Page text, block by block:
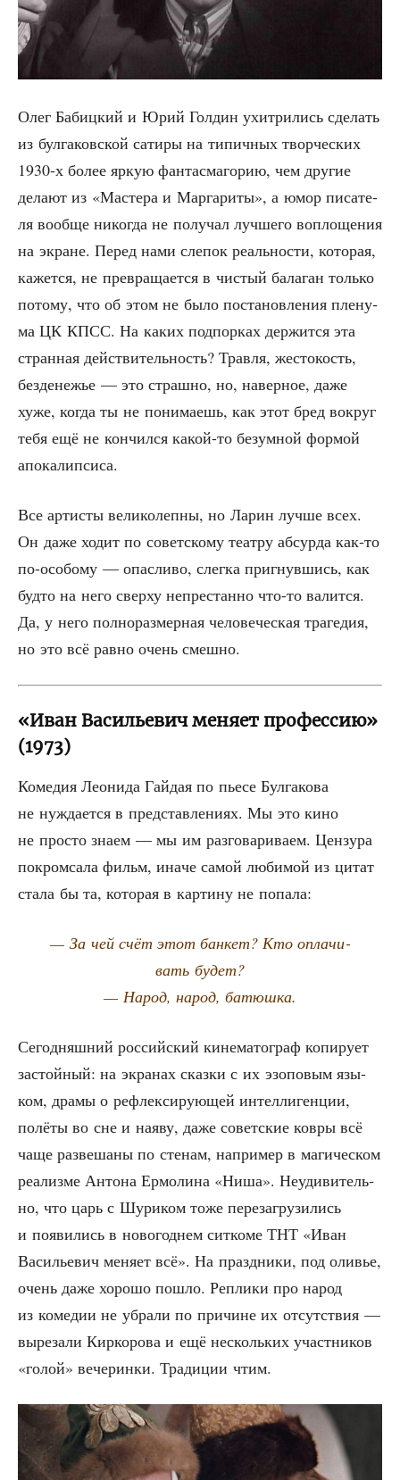
Олег Бабиц­кий и Юрий Гол­дин ухит­ри­лись сде­лать
из бул­га­ков­ской сати­ры на типич­ных твор­че­ских
1930‑х более яркую фан­тас­ма­го­рию, чем дру­гие
дела­ют из «Масте­ра и Мар­га­ри­ты», а юмор писа­те­
ля вооб­ще нико­гда не полу­чал луч­ше­го вопло­ще­ния
на экране. Перед нами сле­пок реаль­но­сти, кото­рая,
кажет­ся, не пре­вра­ща­ет­ся в чистый бала­ган толь­ко
пото­му, что об этом не было поста­нов­ле­ния пле­ну­
ма ЦК КПСС. На каких под­пор­ках дер­жит­ся эта
стран­ная дей­стви­тель­ность? Трав­ля, жесто­кость,
без­де­не­жье — это страш­но, но, навер­ное, даже
хуже, когда ты не пони­ма­ешь, как этот бред вокруг
тебя ещё не кон­чил­ся какой-то безум­ной фор­мой
апокалипсиса.
Все арти­сты вели­ко­леп­ны, но Ларин луч­ше всех.
Он даже ходит по совет­ско­му теат­ру абсур­да как-то
по-осо­бо­му — опас­ли­во, слег­ка при­гнув­шись, как
буд­то на него свер­ху непре­стан­но что-то валит­ся.
Да, у него пол­но­раз­мер­ная чело­ве­че­ская тра­ге­дия,
но это всё рав­но очень смешно.
«Иван Васильевич меняет профессию»
(1973)
Коме­дия Лео­ни­да Гай­дая по пье­се Бул­га­ко­ва
не нуж­да­ет­ся в пред­став­ле­ни­ях. Мы это кино
не про­сто зна­ем — мы им раз­го­ва­ри­ва­ем. Цен­зу­ра
покром­са­ла фильм, ина­че самой люби­мой из цитат
ста­ла бы та, кото­рая в кар­ти­ну не попала:
— За чей счёт этот бан­кет? Кто опла­чи­
вать будет?
— Народ, народ, батюшка.
Сего­дняш­ний рос­сий­ский кине­ма­то­граф копи­ру­ет
застой­ный: на экра­нах сказ­ки с их эзо­по­вым язы­
ком, дра­мы о рефлек­си­ру­ю­щей интел­ли­ген­ции,
полё­ты во сне и наяву, даже совет­ские ков­ры всё
чаще раз­ве­ша­ны по сте­нам, напри­мер в маги­че­ском
реа­лиз­ме Анто­на Ермо­ли­на «Ниша». Неуди­ви­тель­
но, что царь с Шури­ком тоже пере­за­гру­зи­лись
и появи­лись в ново­год­нем сит­ко­ме ТНТ «Иван
Васи­лье­вич меня­ет всё». На празд­ни­ки, под оли­вье,
очень даже хоро­шо пошло. Репли­ки про народ
из коме­дии не убра­ли по при­чине их отсут­ствия —
выре­за­ли Кир­ко­ро­ва и ещё несколь­ких участ­ни­ков
«голой» вече­рин­ки. Тра­ди­ции чтим.